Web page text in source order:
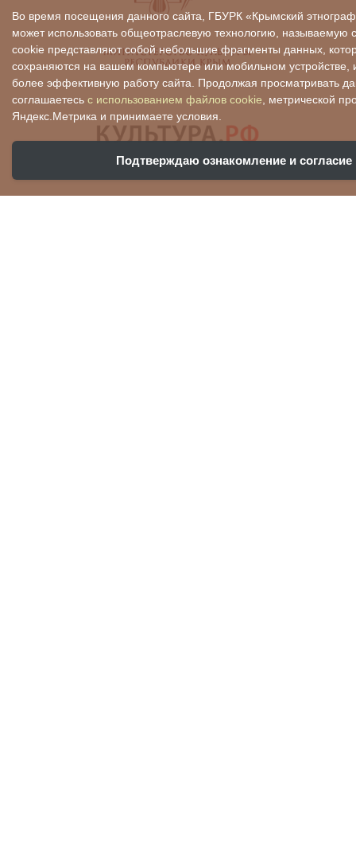
Во время посещения данного сайта, ГБУРК «Крымский
может использовать общеотраслевую технологию, называемую
cookie представляют собой небольшие фрагменты данных,
сохраняются на вашем компьютере или мобильном устройстве,
более эффективную работу сайта. Продолжая просматривать
соглашаетесь с использованием файлов cookie , метрической
Яндекс.Метрика и принимаете условия.
Подтверждаю ознакомление и согласие